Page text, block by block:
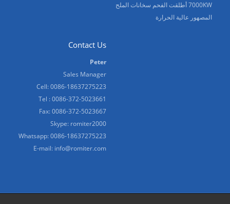
7000KW أطلقت الفحم سخانات الملح
المصهور عالية الحرارة
Contact Us
Peter
Sales Manager
Cell: 0086-18637275223
Tel : 0086-372-5023661
Fax: 0086-372-5023667
Skype: romiter2000
Whatsapp:0086-18637275223
E-mail: info@romiter.com